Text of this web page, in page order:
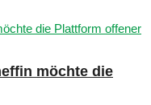
möchte die